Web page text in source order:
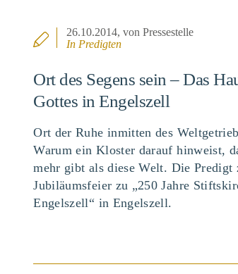
26.10.2014, von Pressestelle
In Predigten
Ort des Segens sein – Das
Gottes in Engelszell
Ort der Ruhe inmitten des
Warum ein Kloster darauf hinweist,
mehr gibt als diese Welt. Die Predigt
Jubiläumsfeier zu „250 Jahre
Engelszell“ in Engelszell.